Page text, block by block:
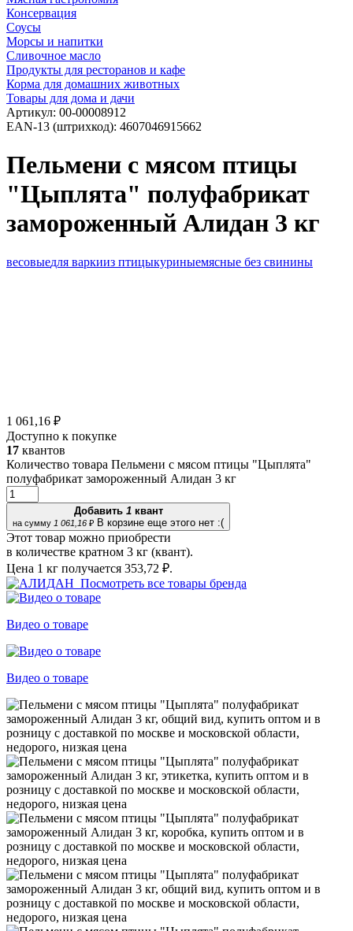
Консервация
Соусы
Морсы и напитки
Сливочное масло
Продукты для ресторанов и кафе
Корма для домашних животных
Товары для дома и дачи
Артикул: 00-00008912
EAN-13 (штрихкод): 4607046915662
Пельмени с мясом птицы
"Цыплята" полуфабрикат
замороженный Алидан 3 кг
весовыедля варкииз птицыкуриныемясные без свинины
1 061,16 ₽
Доступно к покупке
17 квантов
Количество товара Пельмени с мясом птицы "Цыплята"
полуфабрикат замороженный Алидан 3 кг
Добавить 1квант
на сумму 1 061,16 ₽ В корзине еще этого нет :(
Этот товар можно приобрести
в количестве кратном 3 кг (квант).
Цена 1 кг получается 353,72 ₽.
Посмотреть все товары бренда
Видео о товаре
Видео о товаре